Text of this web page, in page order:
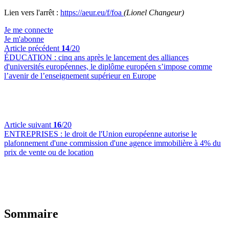
Lien vers l'arrêt : https://aeur.eu/f/foa (Lionel Changeur)
Je me connecte
Je m'abonne
Article précédent 14/20
ÉDUCATION : cinq ans après le lancement des alliances
d'universités européennes, le diplôme européen s’impose comme
l’avenir de l’enseignement supérieur en Europe
Article suivant 16/20
ENTREPRISES : le droit de l'Union européenne autorise le
plafonnement d'une commission d'une agence immobilière à 4% du
prix de vente ou de location
Sommaire